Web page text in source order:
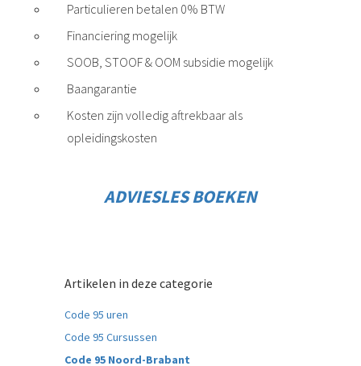
Particulieren betalen 0% BTW
Financiering mogelijk
SOOB, STOOF & OOM subsidie mogelijk
Baangarantie
Kosten zijn volledig aftrekbaar als
opleidingskosten
ADVIESLES BOEKEN
Artikelen in deze categorie
Code 95 uren
Code 95 Cursussen
Code 95 Noord-Brabant